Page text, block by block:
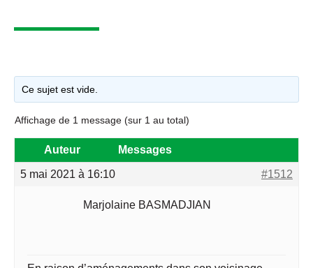
Ce sujet est vide.
Affichage de 1 message (sur 1 au total)
Auteur Messages
5 mai 2021 à 16:10 #1512
Marjolaine BASMADJIAN